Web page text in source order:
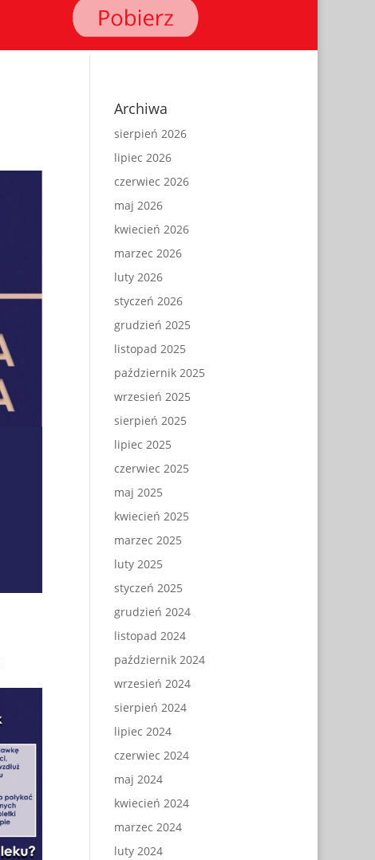
Archiwa
sierpień 2026
lipiec 2026
czerwiec 2026
maj 2026
kwiecień 2026
marzec 2026
luty 2026
styczeń 2026
grudzień 2025
listopad 2025
październik 2025
wrzesień 2025
sierpień 2025
lipiec 2025
czerwiec 2025
maj 2025
kwiecień 2025
marzec 2025
luty 2025
styczeń 2025
grudzień 2024
listopad 2024
październik 2024
wrzesień 2024
sierpień 2024
lipiec 2024
czerwiec 2024
maj 2024
kwiecień 2024
marzec 2024
luty 2024